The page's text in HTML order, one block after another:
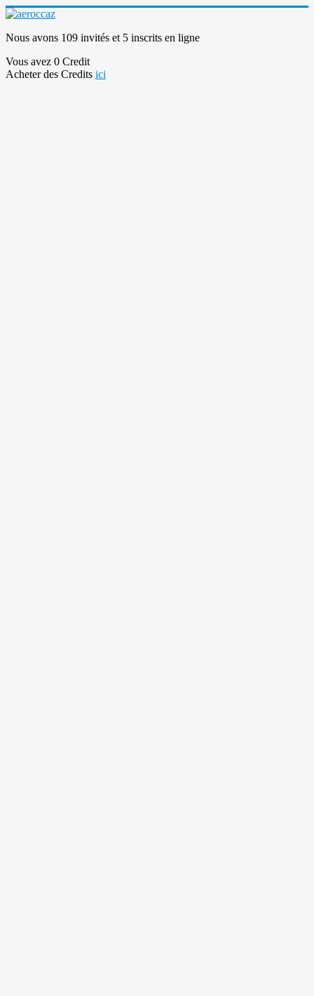
Nous avons 109 invités et 5 inscrits en ligne
Vous avez 0 Credit
Acheter des Credits ici